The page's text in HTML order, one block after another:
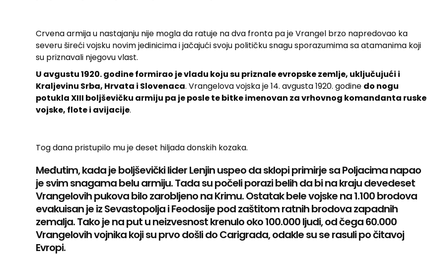
Crvena armija u nastajanju nije mogla da ratuje na dva fronta pa je Vrangel brzo napredovao ka
severu šireći vojsku novim jedinicima i jačajući svoju političku snagu sporazumima sa atamanima koji
su priznavali njegovu vlast.
U avgustu 1920. godine formirao je vladu koju su priznale evropske zemlje, uključujući i
Kraljevinu Srba, Hrvata i Slovenaca. Vrangelova vojska je 14. avgusta 1920. godine do nogu
potukla XIII boljševičku armiju pa je posle te bitke imenovan za vrhovnog komandanta ruske
vojske, flote i avijacije.
Tog dana pristupilo mu je deset hiljada donskih kozaka.
Međutim, kada je boljševički lider Lenjin uspeo da sklopi primirje sa Poljacima napao
je svim snagama belu armiju. Tada su počeli porazi belih da bi na kraju devedeset
Vrangelovih pukova bilo zarobljeno na Krimu. Ostatak bele vojske na 1.100 brodova
evakuisan je iz Sevastopolja i Feodosije pod zaštitom ratnih brodova zapadnih
zemalja. Tako je na put u neizvesnost krenulo oko 100.000 ljudi, od čega 60.000
Vrangelovih vojnika koji su prvo došli do Carigrada, odakle su se rasuli po čitavoj
Evropi.